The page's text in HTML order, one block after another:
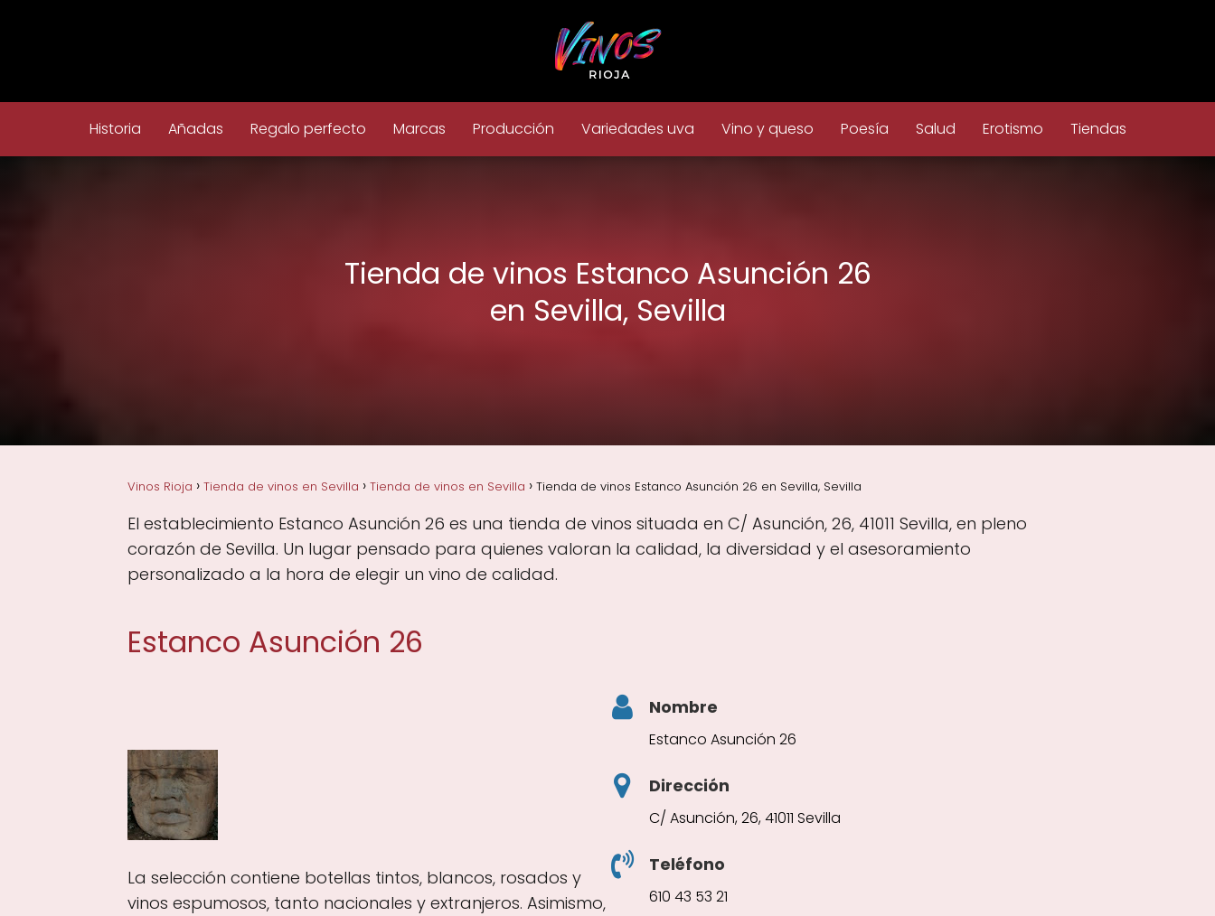
Historia Añadas Regalo perfecto Marcas Producción Variedades uva Vino y queso Poesía Salud Erotismo Tiendas
Tienda de vinos Estanco Asunción 26
en Sevilla, Sevilla
Vinos Rioja Tienda de vinos en Sevilla Tienda de vinos en Sevilla Tienda de vinos Estanco Asunción 26 en Sevilla, Sevilla
El establecimiento Estanco Asunción 26 es una tienda de vinos situada en C/ Asunción, 26, 41011 Sevilla, en pleno
corazón de Sevilla. Un lugar pensado para quienes valoran la calidad, la diversidad y el asesoramiento
personalizado a la hora de elegir un vino de calidad.
Estanco Asunción 26
La selección contiene botellas tintos, blancos, rosados y
vinos espumosos, tanto nacionales y extranjeros. Asimismo,
Nombre
Estanco Asunción 26
Dirección
C/ Asunción, 26, 41011 Sevilla
Teléfono
610 43 53 21